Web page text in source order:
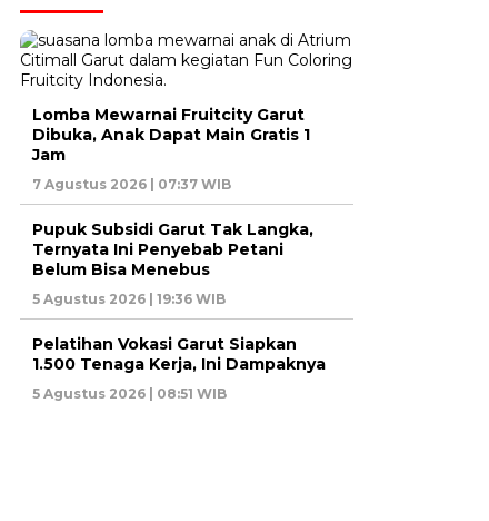
Lomba Mewarnai Fruitcity Garut
Dibuka, Anak Dapat Main Gratis 1
Jam
7 Agustus 2026 | 07:37 WIB
Pupuk Subsidi Garut Tak Langka,
Ternyata Ini Penyebab Petani
Belum Bisa Menebus
5 Agustus 2026 | 19:36 WIB
Pelatihan Vokasi Garut Siapkan
1.500 Tenaga Kerja, Ini Dampaknya
5 Agustus 2026 | 08:51 WIB